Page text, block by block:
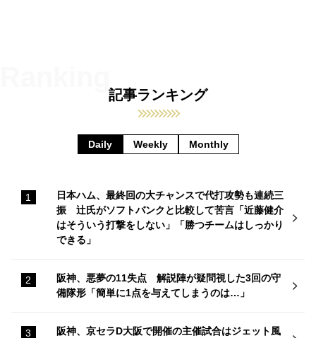
記事ランキング
Daily Weekly Monthly
日本ハム、最終回の大チャンスで代打攻勢も連続三
振 辻氏がソフトバンクと比較して苦言「近藤健介
はそういう打撃をしない」「勝つチームはしっかり
できる」
阪神、悪夢の11失点 解説陣が疑問視した3回の守
備隊形「簡単に1点を与えてしまうのは…」
阪神、京セラD大阪で開催の主催試合はジェット風